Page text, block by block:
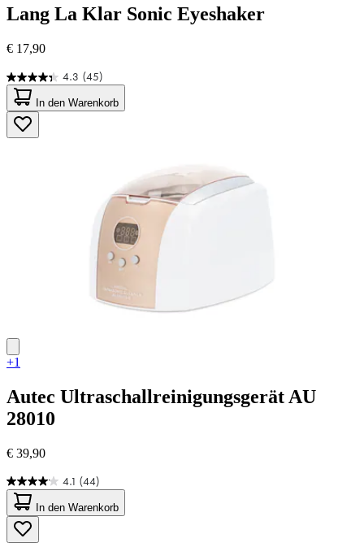
Lang La Klar Sonic Eyeshaker
€ 17,90
4.3 (45)
4.3
von
5
Sternen.
45
In den Warenkorb
+1
Autec Ultraschallreinigungsgerät AU
28010
€ 39,90
4.1 (44)
4.1
von
5
Sternen.
44
In den Warenkorb